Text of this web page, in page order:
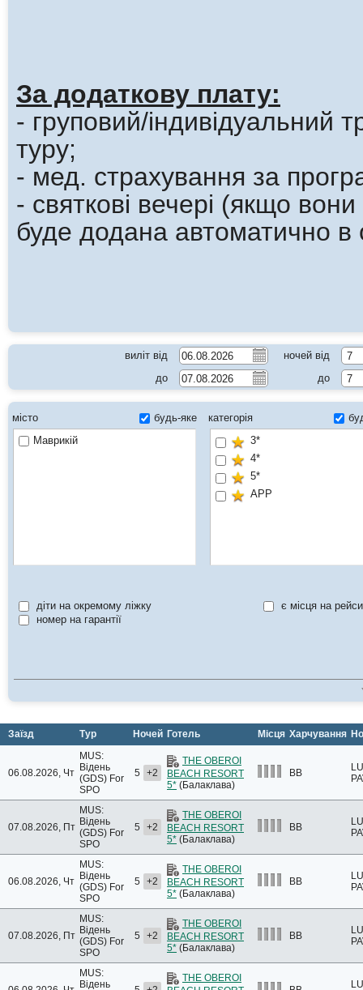
За додаткову плату:
- груповий/індивідуальний
туру;
- мед. страхування за
- cвяткові вечері (якщо вони
буде додана автоматично в
виліт від ночей від
7
до
до 7
місто
будь-яке
Маврикій
категорія
3*
4*
5*
APP
діти на окремому ліжку
є місця на рейси
номер на гарантії
Заїзд Тур Ночей Готель Місця Харчування
06.08.2026, Чт
MUS:
Відень
(GDS) For
SPO
5 +2
THE OBEROI
BEACH RESORT
5* (Балаклава)
BB
07.08.2026, Пт
MUS:
Відень
(GDS) For
SPO
5 +2
THE OBEROI
BEACH RESORT
5* (Балаклава)
BB
06.08.2026, Чт
MUS:
Відень
(GDS) For
SPO
5 +2
THE OBEROI
BEACH RESORT
5* (Балаклава)
BB
07.08.2026, Пт
MUS:
Відень
(GDS) For
SPO
5 +2
THE OBEROI
BEACH RESORT
5* (Балаклава)
BB
MUS:
Відень
THE OBEROI